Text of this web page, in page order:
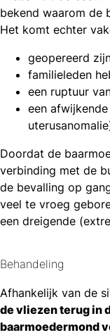
bekend waarom de
Het komt echter
geopereerd
familieleden
een ruptuur
een
Doordat de
verbinding met de
de bevalling op
veel te vroeg
een dreigende
Behandeling
Afhankelijk van de
de vliezen terug in
baarmoedermond